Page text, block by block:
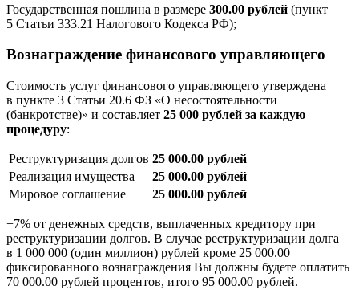
Государственная пошлина в размере 300.00 рублей (пункт
5 Статьи 333.21 Налогового Кодекса РФ);
Вознаграждение финансового управляющего
Стоимость услуг финансового управляющего утверждена
в пункте 3 Статьи 20.6 ФЗ «О несостоятельности
(банкротстве)» и составляет 25 000 рублей за каждую
процедуру:
Реструктуризация долгов 25 000.00 рублей
Реализация имущества
25 000.00 рублей
Мировое соглашение
25 000.00 рублей
+7% от денежных средств, выплаченных кредитору при
реструктуризации долгов. В случае реструктуризации долга
в 1 000 000 (один миллион) рублей кроме 25 000.00
фиксированного вознаграждения Вы должны будете оплатить
70 000.00 рублей процентов, итого 95 000.00 рублей.